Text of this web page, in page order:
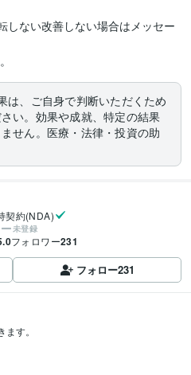
しない改善しない場合はメッセー
は、ご自身で判断いただくため
い。効果や成就、特定の結果
せん。医療・法律・投資の助
契約(NDA)
未登録
フォロワー231
フォロー231
す。